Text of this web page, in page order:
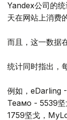
Yandex公司的
天在网站上消费
而且，这一数据
统计同时指出，
例如，eDarling
Теамо - 5539
1759坚戈，